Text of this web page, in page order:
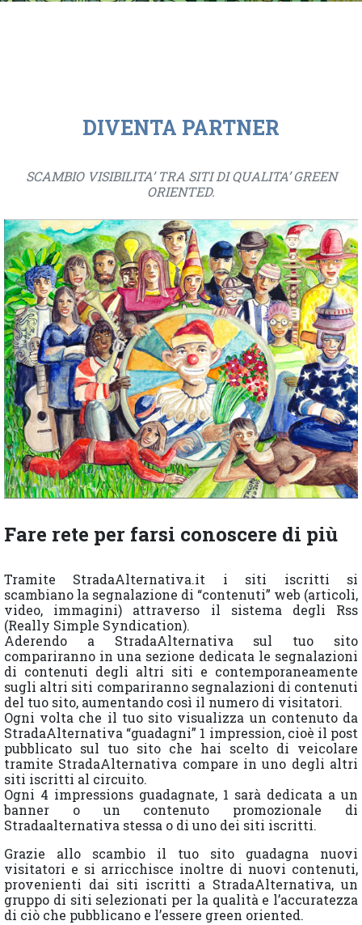
DIVENTA PARTNER
SCAMBIO VISIBILITA’ TRA SITI DI QUALITA’ GREEN
ORIENTED.
Fare rete per farsi conoscere di più
Tramite StradaAlternativa.it i siti iscritti si
scambiano la segnalazione di “contenuti” web (articoli,
video, immagini) attraverso il sistema degli Rss
(Really Simple Syndication).
Aderendo a StradaAlternativa sul tuo sito
compariranno in una sezione dedicata le segnalazioni
di contenuti degli altri siti e contemporaneamente
sugli altri siti compariranno segnalazioni di contenuti
del tuo sito, aumentando così il numero di visitatori.
Ogni volta che il tuo sito visualizza un contenuto da
StradaAlternativa “guadagni” 1 impression, cioè il post
pubblicato sul tuo sito che hai scelto di veicolare
tramite StradaAlternativa compare in uno degli altri
siti iscritti al circuito.
Ogni 4 impressions guadagnate, 1 sarà dedicata a un
banner o un contenuto promozionale di
Stradaalternativa stessa o di uno dei siti iscritti.
Grazie allo scambio il tuo sito guadagna nuovi
visitatori e si arricchisce inoltre di nuovi contenuti,
provenienti dai siti iscritti a StradaAlternativa, un
gruppo di siti selezionati per la qualità e l’accuratezza
di ciò che pubblicano e l’essere green oriented.